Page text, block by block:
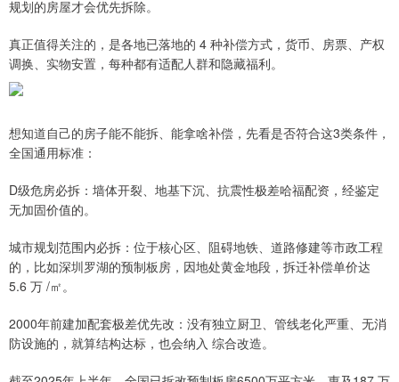
规划的房屋才会优先拆除。
真正值得关注的，是各地已落地的 4 种补偿方式，货币、房票、产权
调换、实物安置，每种都有适配人群和隐藏福利。
想知道自己的房子能不能拆、能拿啥补偿，先看是否符合这3类条件，
全国通用标准：
D级危房必拆：墙体开裂、地基下沉、抗震性极差哈福配资，经鉴定
无加固价值的。
城市规划范围内必拆：位于核心区、阻碍地铁、道路修建等市政工程
的，比如深圳罗湖的预制板房，因地处黄金地段，拆迁补偿单价达
5.6 万 /㎡。
2000年前建加配套极差优先改：没有独立厨卫、管线老化严重、无消
防设施的，就算结构达标，也会纳入 综合改造。